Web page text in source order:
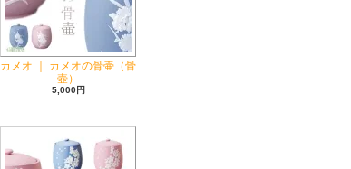
カメオ ｜ カメオの骨壷（骨
壺）
5,000円